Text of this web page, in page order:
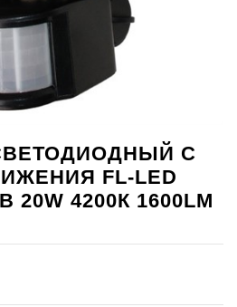
С
FL-LED
20W 4200К 1600LM